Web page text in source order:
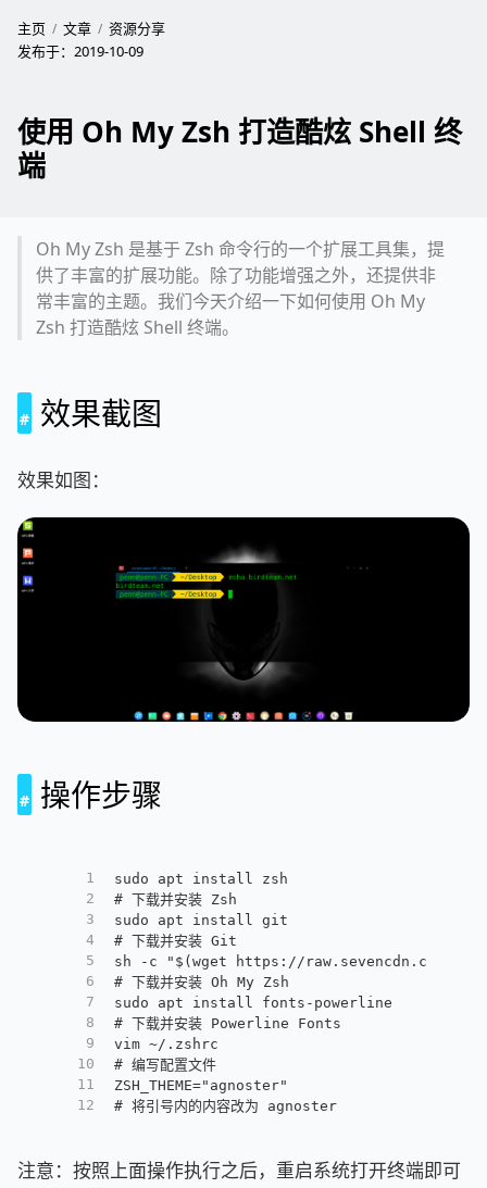
主页 文章
资源分享
发布于： 2019-10-09
使用 Oh My Zsh 打造酷炫 Shell 终
端
Oh My Zsh 是基于 Zsh 命令行的一个扩展工具集，提
供了丰富的扩展功能。除了功能增强之外，还提供非
常丰富的主题。我们今天介绍一下如何使用 Oh My
Zsh 打造酷炫 Shell 终端。
效果截图
效果如图：
操作步骤
1
2
3
4
5
6
7
8
9
10
11
12
sudo apt install zsh
# 下载并安装 Zsh
sudo apt install git
# 下载并安装 Git
sh -c "$(wget https://raw.sevencdn.com/
# 下载并安装 Oh My Zsh
sudo apt install fonts-powerline
# 下载并安装 Powerline Fonts
vim ~/.zshrc
# 编写配置文件
ZSH_THEME="agnoster"
# 将引号内的内容改为 agnoster
注意：按照上面操作执行之后，重启系统打开终端即可